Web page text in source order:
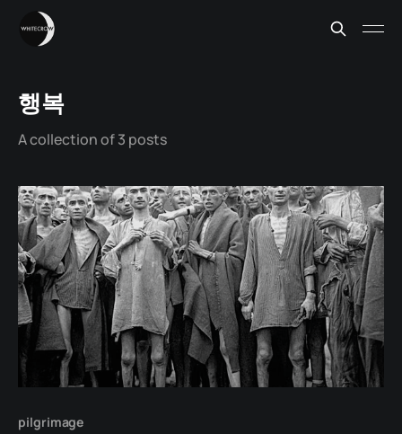
행복
A collection of 3 posts
pilgrimage